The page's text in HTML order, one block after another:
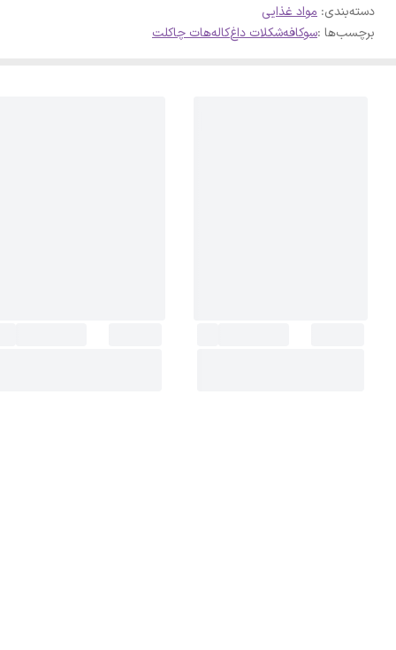
دسته‌بندی: مواد غذایی
برچسب‌ها :سوکافهشکلات داغکالههات چاکلت